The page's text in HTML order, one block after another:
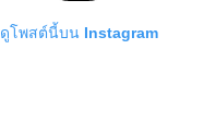
ดูโพสต์นี้บน Instagram